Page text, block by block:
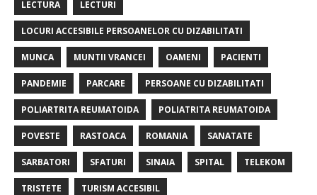
LECTURA LECTURI
LOCURI ACCESIBILE PERSOANELOR CU DIZABILITATI
MUNCA MUNTII VRANCEI OAMENI PACIENTI
PANDEMIE PARCARE PERSOANE CU DIZABILITATI
POLIARTRITA REUMATOIDA POLIATRITA REUMATOIDA
POVESTE RASTOACA ROMANIA SANATATE
SARBATORI SFATURI SINAIA SPITAL TELEKOM
TRISTETE TURISM ACCESIBIL